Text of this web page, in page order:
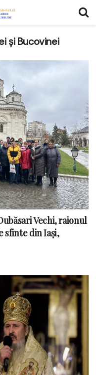
și Bucovinei
Vechi, raionul
sfinte din Iași,